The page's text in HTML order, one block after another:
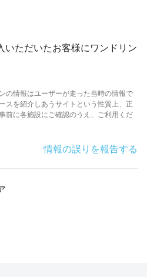
いただいたお客様にワンドリン
の情報はユーザーが走った当時の情報で
スを紹介しあうサイトという性質上、正
前に各施設にご確認のうえ、ご利用くだ
情報の誤りを報告する